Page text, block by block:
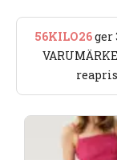
56KILO26ger